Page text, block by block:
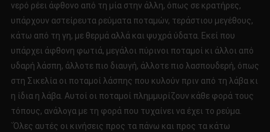
νερό ρέει άφθονο από τη μία στην άλλη, όπως σε κρατήρες,
υπάρχουν αστείρευτα ρεύματα ποταμών, τεράστιου μεγέθους,
κάτω από τη γη, με θερμά αλλά και ψυχρά ύδατα. Εκεί που
υπάρχει άφθονη φωτιά, μεγάλοι πύρινοι ποταμοί κι άλλοι από
υδαρή λάσπη, άλλοτε πιο διαυγή, άλλοτε πιο λασπουδερή, όπως
στη Σικελία οι ποταμοί λάσπης που κυλούν πριν από τη λάβα κι
η ίδια η λάβα. Αυτοί οι ποταμοί πλημμυρίζουν κάθε φορά τους
τόπους, ανάλογα με τη φορά που τυχαίνει να έχει το ρεύμα.
`Όλες αυτές οι κινήσεις προς τα πάνω και προς τα κάτω